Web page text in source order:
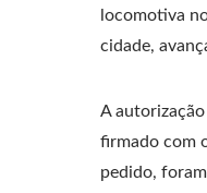
locomotiva
cidade,
A
firmado com
pedido,